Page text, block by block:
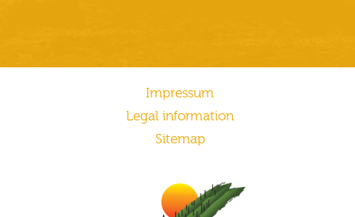
Impressum
Legal information
Sitemap